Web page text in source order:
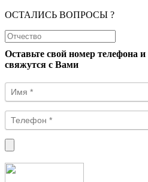
ОСТАЛИСЬ ВОПРОСЫ ?
Оставьте свой номер телефона
свяжутся с Вами